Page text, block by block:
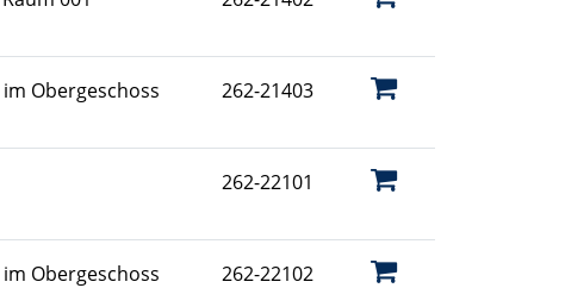
Obergeschoss 262-21403
262-22101
Obergeschoss 262-22102